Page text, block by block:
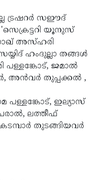
ട്രഷറർ സഈദ്
യൂനുസ്
അസ്ഹരി
ഹംദുല്ലാ തങ്ങൾ
പള്ളങ്കോട്, ജമാൽ
അൻവർ തുപ്പക്കൽ ,
പള്ളങ്കോട്, ഇല്യാസ്
ലത്തീഫ്
തുടങ്ങിയവർ